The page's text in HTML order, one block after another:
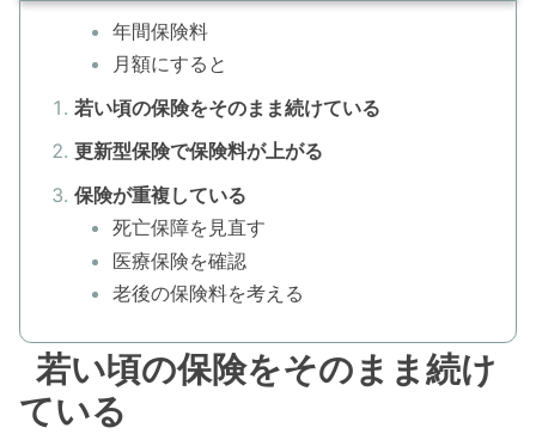
年間保険料
月額にすると
若い頃の保険をそのまま続けている
更新型保険で保険料が上がる
保険が重複している
死亡保障を見直す
医療保険を確認
老後の保険料を考える
若い頃の保険をそのまま続け
ている